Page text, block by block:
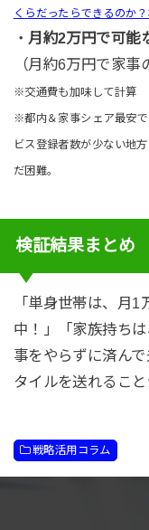
くらだったらできるのか？
・ 月約2万円で可能
（月約6万円で家事
※交通費も加味して計算
※都内＆家事シェア最安
ビス登録者数が少ない地
だ困難。
検証結果まとめ
「単身世帯は、月
中！」「家族持ち
事をやらずに済ん
タイルを送れること
戦略活用コラム